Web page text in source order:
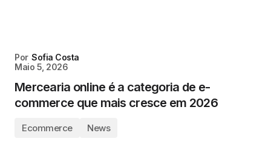
Por Sofia Costa
Maio 5, 2026
Mercearia online é a categoria de e-
commerce que mais cresce em 2026
Ecommerce News